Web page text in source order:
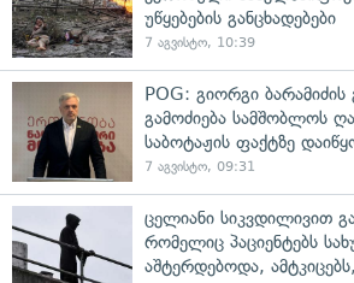
უწყებების განცხადებები
7 აგვისტო, 10:39
POG: გიორგი ბარამიძის
გამოძიება სამშობლოს
საბოტაჟის ფაქტზე
7 აგვისტო, 09:31
ცელიანი სიკვდილივით
რომელიც პაციენტებს
აშტერდებოდა,